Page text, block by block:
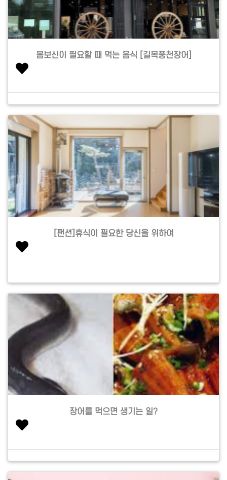
몸보신이 필요할 때 먹는 음식 [길목풍천장어]
[팬션]휴식이 필요한 당신을 위하여
장어를 먹으면 생기는 일?